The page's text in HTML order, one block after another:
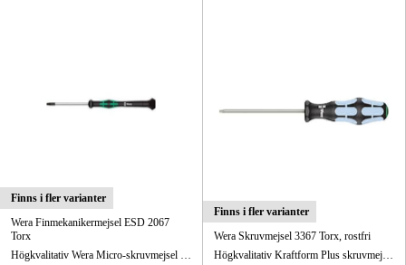
Finns i fler varianter
Wera Finmekanikermejsel ESD 2067
Torx
Högkvalitativ Wera Micro-skruvmejsel för finmekaniska förskruvningar.
Finns i fler varianter
Wera Skruvmejsel 3367 Torx, rostfri
Högkvalitativ Kraftform Plus skruvmejsel av rostfritt stål.